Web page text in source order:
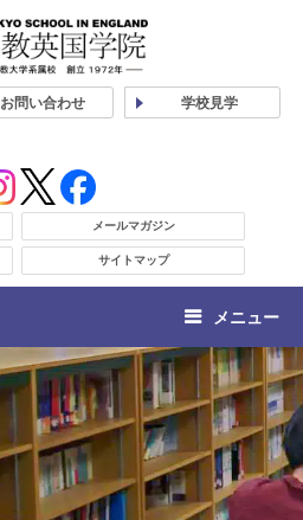
お問い合わせ 学校見学
メールマガジン
サイトマップ
メニュー